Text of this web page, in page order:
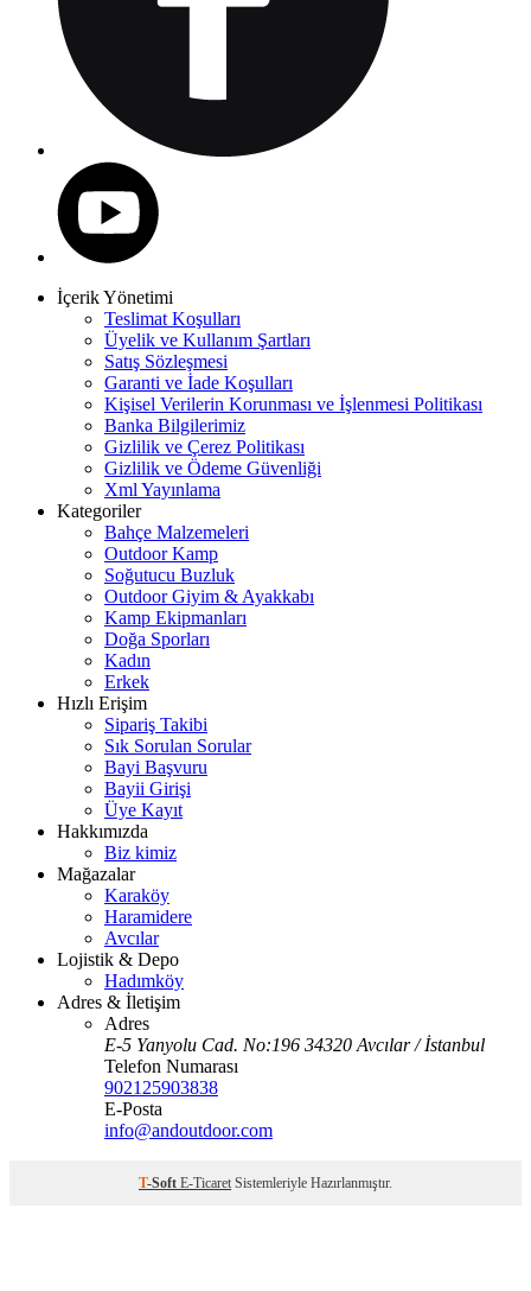
İçerik Yönetimi
Teslimat Koşulları
Üyelik ve Kullanım Şartları
Satış Sözleşmesi
Garanti ve İade Koşulları
Kişisel Verilerin Korunması ve İşlenmesi Politikası
Banka Bilgilerimiz
Gizlilik ve Çerez Politikası
Gizlilik ve Ödeme Güvenliği
Xml Yayınlama
Kategoriler
Bahçe Malzemeleri
Outdoor Kamp
Soğutucu Buzluk
Outdoor Giyim & Ayakkabı
Kamp Ekipmanları
Doğa Sporları
Kadın
Erkek
Hızlı Erişim
Sipariş Takibi
Sık Sorulan Sorular
Bayi Başvuru
Bayii Girişi
Üye Kayıt
Hakkımızda
Biz kimiz
Mağazalar
Karaköy
Haramidere
Avcılar
Lojistik & Depo
Hadımköy
Adres & İletişim
Adres
E-5 Yanyolu Cad. No:196 34320 Avcılar / İstanbul
Telefon Numarası
902125903838
E-Posta
info@andoutdoor.com
T-Soft E-Ticaret Sistemleriyle Hazırlanmıştır.